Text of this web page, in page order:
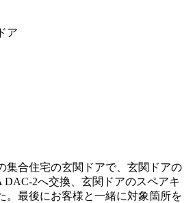
ア
集合住宅の玄関ドアで、玄関ドアの
DAC-2へ交換、玄関ドアのスペアキ
。最後にお客様と一緒に対象箇所を